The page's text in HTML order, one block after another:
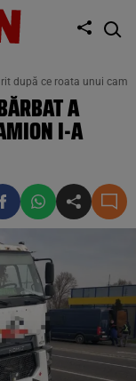
după ce roata unui
A
I-A